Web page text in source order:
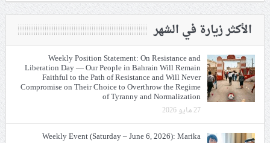
الأكثر زيارة في الشهر
Weekly Position Statement: On Resistance and
Liberation Day — Our People in Bahrain Will Remain
Faithful to the Path of Resistance and Will Never
Compromise on Their Choice to Overthrow the Regime
of Tyranny and Normalization
27 مايو 2026
Weekly Event (Saturday – June 6, 2026): Marika